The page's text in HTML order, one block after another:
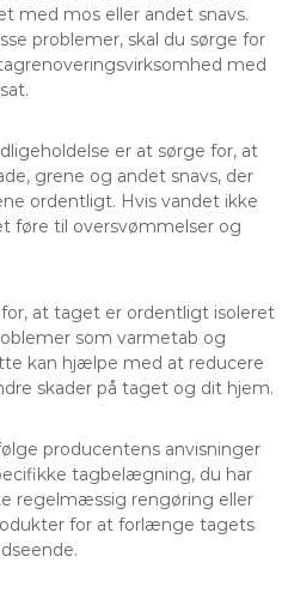
med mos eller andet snavs.
problemer, skal du sørge for
med
er at sørge for, at
grene og andet snavs, der
ordentligt. Hvis vandet ikke
føre til oversvømmelser og
at taget er ordentligt isoleret
som varmetab og
kan hjælpe med at reducere
skader på taget og dit hjem.
producentens anvisninger
tagbelægning, du har
regelmæssig rengøring eller
for at forlænge tagets